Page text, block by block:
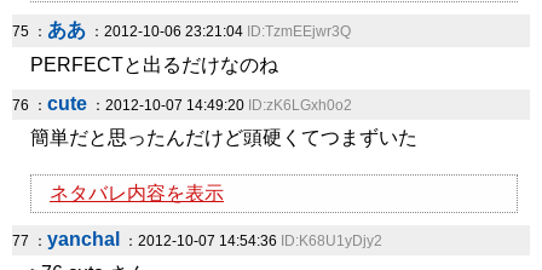
75 ： ああ ：2012-10-06 23:21:04 ID:TzmEEjwr3Q
PERFECTと出るだけなのね
76 ： cute ：2012-10-07 14:49:20 ID:zK6LGxh0o2
簡単だと思ったんだけど頭硬くてつまずいた
ネタバレ内容を表示
77 ： yanchal ：2012-10-07 14:54:36 ID:K68U1yDjy2